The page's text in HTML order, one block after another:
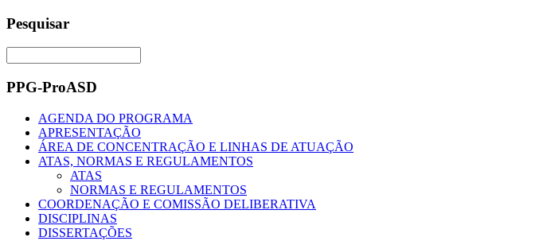
Pesquisar
PPG-ProASD
AGENDA DO PROGRAMA
APRESENTAÇÃO
ÁREA DE CONCENTRAÇÃO E LINHAS DE ATUAÇÃO
ATAS, NORMAS E REGULAMENTOS
ATAS
NORMAS E REGULAMENTOS
COORDENAÇÃO E COMISSÃO DELIBERATIVA
DISCIPLINAS
DISSERTAÇÕES